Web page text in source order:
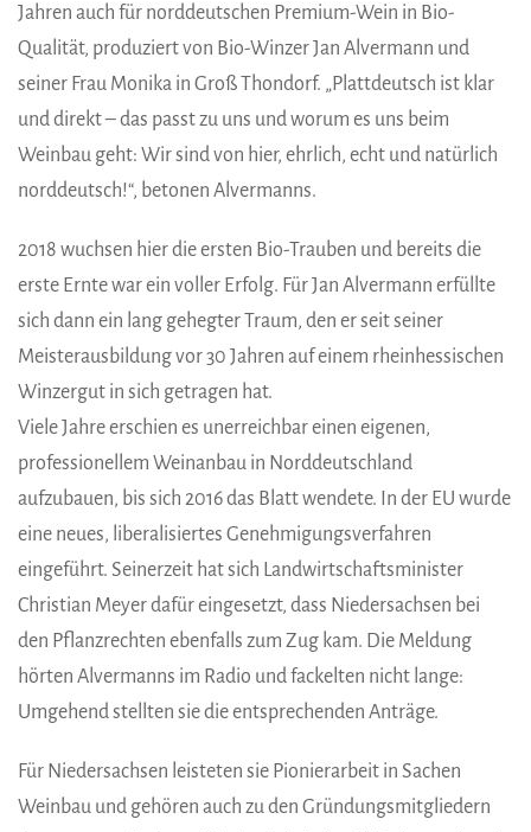
Jahren auch für norddeutschen Premium-Wein in Bio-
Qualität, produziert von Bio-Winzer Jan Alvermann und
seiner Frau ­Monika in Groß Thondorf. „Plattdeutsch ist klar
und direkt – das passt zu uns und worum es uns beim
Weinbau geht: Wir sind von hier, ehrlich, echt und natürlich
norddeutsch!“, betonen Alvermanns.
2018 wuchsen hier die ersten Bio-Trauben und bereits die
erste Ernte war ein voller Erfolg. Für Jan Alvermann erfüllte
sich dann ein lang gehegter Traum, den er seit seiner
Meisterausbildung vor 30 Jahren auf einem rheinhessischen
Winzergut in sich getragen hat.
Viele Jahre erschien es unerreichbar einen eigenen,
professionellem Weinanbau in Norddeutschland
aufzubauen, bis sich 2016 das Blatt wendete. In der EU wurde
eine neues, liberalisiertes Genehmigungsverfahren
eingeführt. Seinerzeit hat sich Landwirtschaftsminister
Christian Meyer dafür eingesetzt, dass Niedersachsen bei
den Pflanzrechten ebenfalls zum Zug kam. Die Meldung
hörten Alvermanns im Radio und fackelten nicht lange:
Umgehend stellten sie die entsprechenden Anträge.
Für Niedersachsen leisteten sie Pionierarbeit in Sachen
Weinbau und gehören auch zu den Gründungsmitgliedern